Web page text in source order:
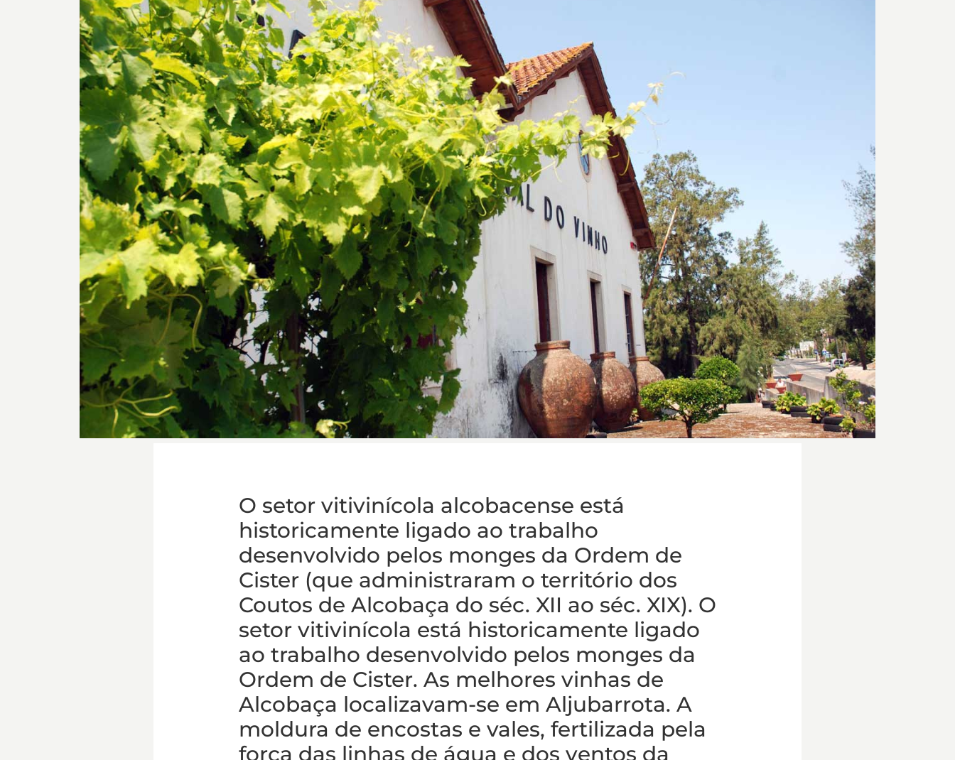
O setor vitivinícola alcobacense está
historicamente ligado ao trabalho
desenvolvido pelos monges da Ordem de
Cister (que administraram o território dos
Coutos de Alcobaça do séc. XII ao séc. XIX). O
setor vitivinícola está historicamente ligado
ao trabalho desenvolvido pelos monges da
Ordem de Cister. As melhores vinhas de
Alcobaça localizavam-se em Aljubarrota. A
moldura de encostas e vales, fertilizada pela
força das linhas de água e dos ventos da